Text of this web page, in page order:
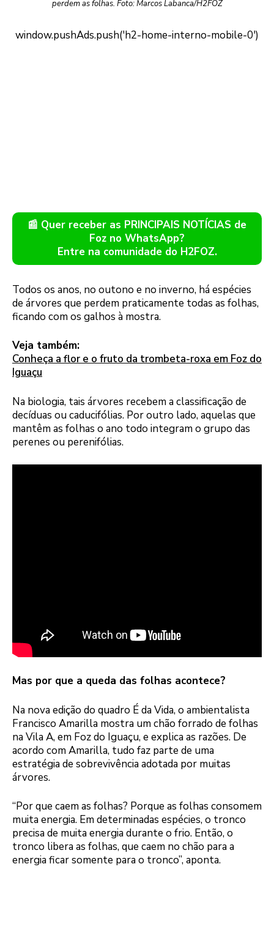
perdem as folhas. Foto: Marcos Labanca/H2FOZ
📰 Quer receber as PRINCIPAIS NOTÍCIAS de
Foz no WhatsApp?
Entre na comunidade do H2FOZ.
Todos os anos, no outono e no inverno, há espécies
de árvores que perdem praticamente todas as folhas,
ficando com os galhos à mostra.
Veja também:
Conheça a flor e o fruto da trombeta-roxa em Foz do
Iguaçu
Na biologia, tais árvores recebem a classificação de
decíduas ou caducifólias. Por outro lado, aquelas que
mantêm as folhas o ano todo integram o grupo das
perenes ou perenifólias.
Mas por que a queda das folhas acontece?
Na nova edição do quadro É da Vida, o ambientalista
Francisco Amarilla mostra um chão forrado de folhas
na Vila A, em Foz do Iguaçu, e explica as razões. De
acordo com Amarilla, tudo faz parte de uma
estratégia de sobrevivência adotada por muitas
árvores.
“Por que caem as folhas? Porque as folhas consomem
muita energia. Em determinadas espécies, o tronco
precisa de muita energia durante o frio. Então, o
tronco libera as folhas, que caem no chão para a
energia ficar somente para o tronco”, aponta.